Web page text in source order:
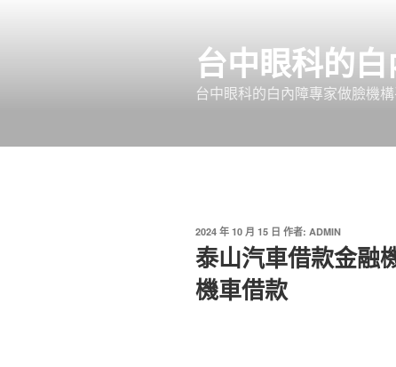
台中眼科的
台中眼科的白內障專家做臉機
發
佈
於
2024 年 10 月 15 日 作者: ADMIN
泰山汽車借款金融
機車借款